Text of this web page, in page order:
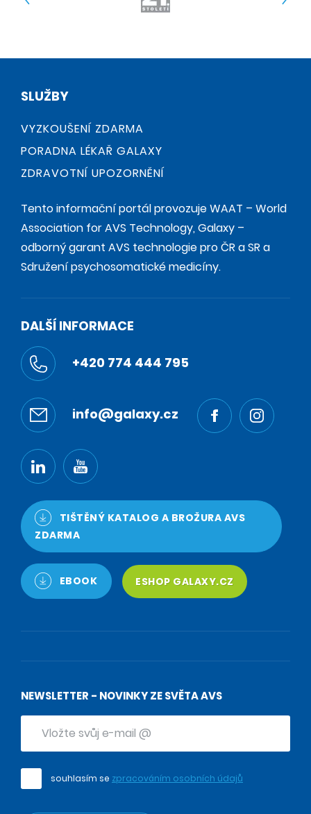
SLUŽBY
VYZKOUŠENÍ ZDARMA
PORADNA LÉKAŘ GALAXY
ZDRAVOTNÍ UPOZORNĚNÍ
Tento informační portál provozuje WAAT – World
Association for AVS Technology, Galaxy –
odborný garant AVS technologie pro ČR a SR a
Sdružení psychosomatické medicíny.
DALŠÍ INFORMACE
+420 774 444 795
info@galaxy.cz
TIŠTĚNÝ KATALOG A BROŽURA AVS
ZDARMA
EBOOK ESHOP GALAXY.CZ
NEWSLETTER - NOVINKY ZE SVĚTA AVS
souhlasím se zpracováním osobních údajů